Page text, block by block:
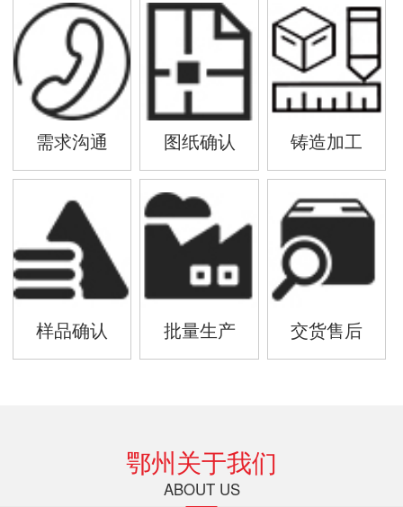
需求沟通 图纸确认 铸造加工
样品确认 批量生产 交货售后
鄂州关于我们
ABOUT US